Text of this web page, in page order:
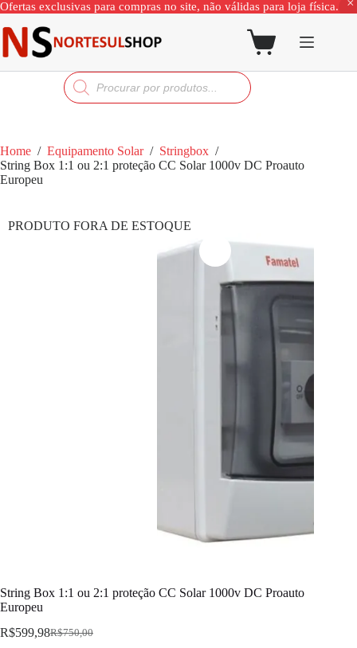
Ofertas exclusivas para compras no site, não válidas para loja física.
Home / Equipamento Solar / Stringbox /
String Box 1:1 ou 2:1 proteção CC Solar 1000v DC Proauto
Europeu
PRODUTO FORA DE ESTOQUE
String Box 1:1 ou 2:1 proteção CC Solar 1000v DC Proauto
Europeu
R$750,00
R$599,98